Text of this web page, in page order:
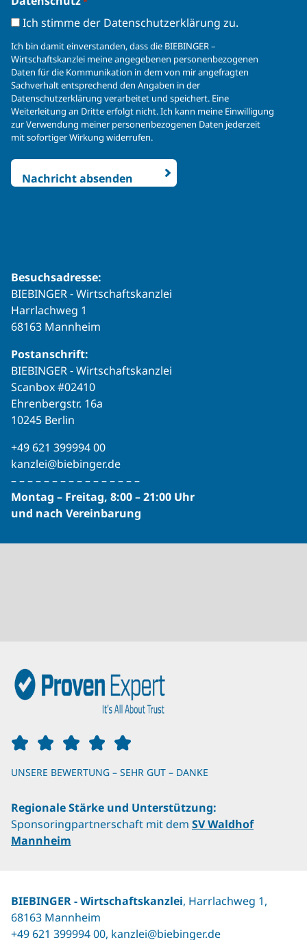
Ich stimme der Datenschutzerklärung zu.
Ich bin damit einverstanden, dass die BIEBINGER –
Wirtschaftskanzlei meine angegebenen personenbezogenen
Daten für die Kommunikation in dem von mir angefragten
Sachverhalt entsprechend den Angaben in der
Datenschutzerklärung verarbeitet und speichert. Eine
Weiterleitung an Dritte erfolgt nicht. Ich kann meine Einwilligung
zur Verwendung meiner personenbezogenen Daten jederzeit
mit sofortiger Wirkung widerrufen.
Besuchsadresse:
BIEBINGER ‐ Wirtschaftskanzlei
Harrlachweg 1
68163 Mannheim
Postanschrift:
BIEBINGER ‐ Wirtschaftskanzlei
Scanbox #02410
Ehrenbergstr. 16a
10245 Berlin
+49 621 399994 00
kanzlei@biebinger.de
– – – – – – – – – – – – – – – –
Montag – Freitag, 8:00 – 21:00 Uhr
und nach Vereinbarung
UNSERE BEWERTUNG – SEHR GUT – DANKE
Regionale Stärke und Unterstützung:
Sponsoringpartnerschaft mit dem SV Waldhof
Mannheim
BIEBINGER ‐ Wirtschaftskanzlei, Harrlachweg 1,
68163 Mannheim
+49 621 399994 00, kanzlei@biebinger.de